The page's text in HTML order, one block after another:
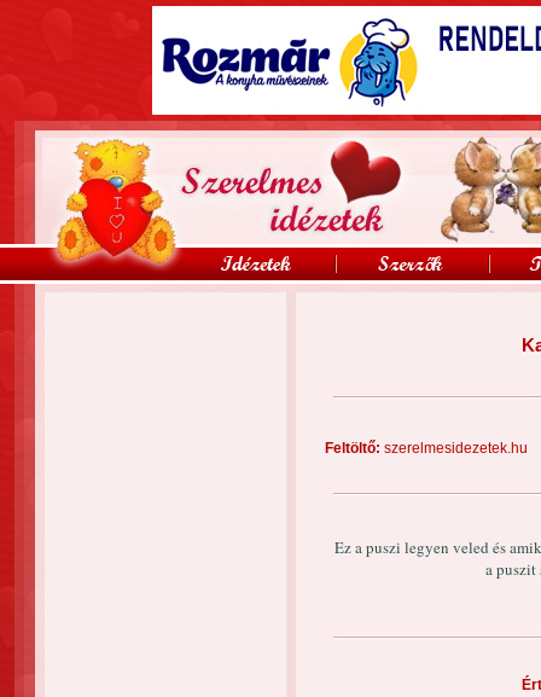
Feltöltő:
Ez a puszi legyen veled és
a puszit